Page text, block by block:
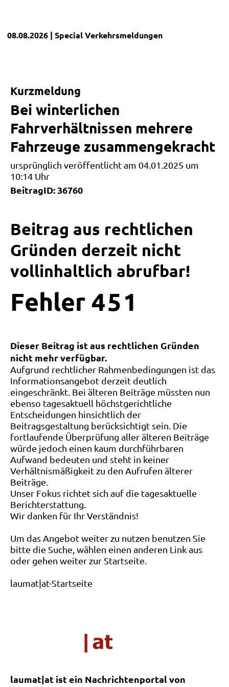
08.08.2026 | SpecialVerkehrsmeldungen
Kurzmeldung
Bei winterlichen
Fahrverhältnissen mehrere
Fahrzeuge zusammengekracht
ursprünglich veröffentlicht am 04.01.2025 um
10:14 Uhr
BeitragID: 36760
Beitrag aus rechtlichen
Gründen derzeit nicht
vollinhaltlich abrufbar!
Fehler 4 5 1
Dieser Beitrag ist aus rechtlichen Gründen
nicht mehr verfügbar.
Aufgrund rechtlicher Rahmenbedingungen ist das
Informationsangebot derzeit deutlich
eingeschränkt. Bei älteren Beiträge müssten nun
ebenso tagesaktuell höchstgerichtliche
Entscheidungen hinsichtlich der
Beitragsgestaltung berücksichtigt sein. Die
fortlaufende Überprüfung aller älteren Beiträge
würde jedoch einen kaum durchführbaren
Aufwand bedeuten und steht in keiner
Verhältnismäßigkeit zu den Aufrufen älterer
Beiträge.
Unser Fokus richtet sich auf die tagesaktuelle
Berichterstattung.
Wir danken für Ihr Verständnis!
Um das Angebot weiter zu nutzen benutzen Sie
bitte die Suche, wählen einen anderen Link aus
oder gehen weiter zur Startseite.
laumat|at-Startseite
laumat|at ist ein Nachrichtenportal von